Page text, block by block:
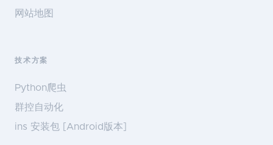
网站地图
技术方案
Python爬虫
群控自动化
ins 安装包 [Android版本]